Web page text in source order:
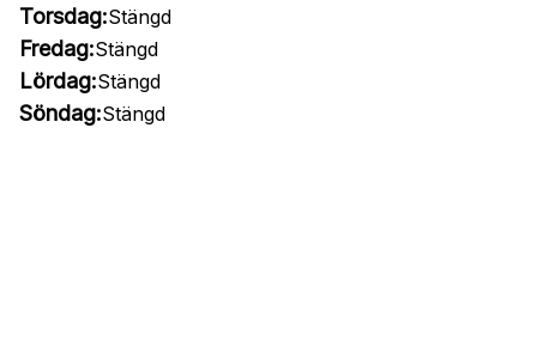
Torsdag:Stängd
Fredag:Stängd
Lördag:Stängd
Söndag:Stängd